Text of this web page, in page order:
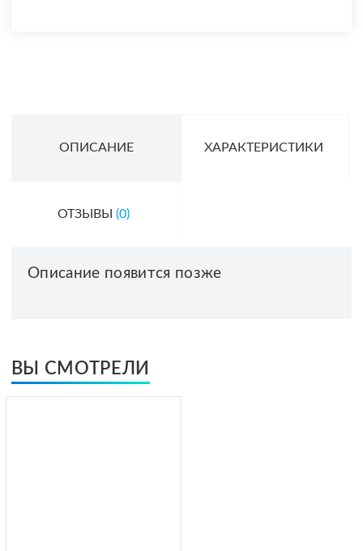
ОПИСАНИЕ ХАРАКТЕРИСТИКИ
ОТЗЫВЫ (0)
Описание появится позже
ВЫ СМОТРЕЛИ